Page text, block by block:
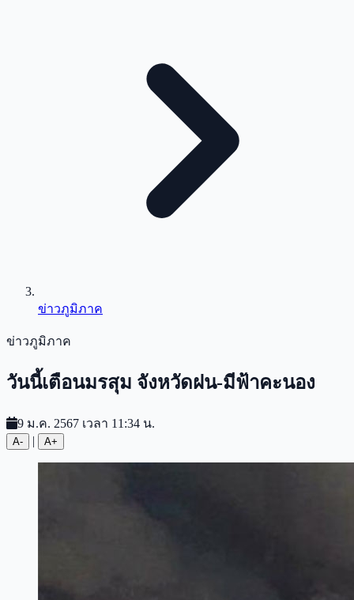
ข่าวภูมิภาค
ข่าวภูมิภาค
วันนี้เตือนมรสุม จังหวัดฝน-มีฟ้าคะนอง
9 ม.ค. 2567 เวลา 11:34 น.
A- | A+